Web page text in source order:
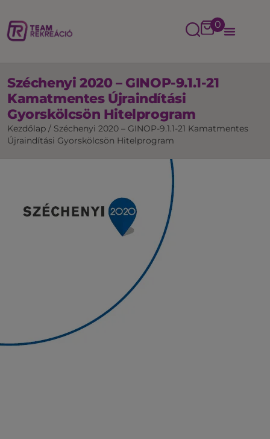
0
Széchenyi 2020 – GINOP-9.1.1-21
Kamatmentes Újraindítási
Gyorskölcsön Hitelprogram
Kezdőlap / Széchenyi 2020 – GINOP-9.1.1-21 Kamatmentes
Újraindítási Gyorskölcsön Hitelprogram